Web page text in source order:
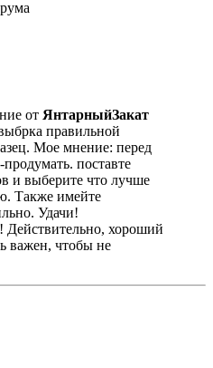
от ЯнтарныйЗакат
правильной
Мое мнение: перед
поставте
и выберите что лучше
Также имейте
Удачи!
хороший
важен, чтобы не